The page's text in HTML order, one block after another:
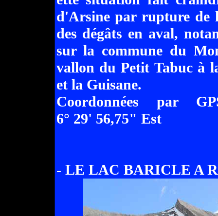
d'Arsine par rupture de
des dégâts en aval,
sur la commune du
vallon du Petit Tabuc à
et la Guisane.
Coordonnées par
6° 29' 56,75" Est
- LE LAC BARICLE A